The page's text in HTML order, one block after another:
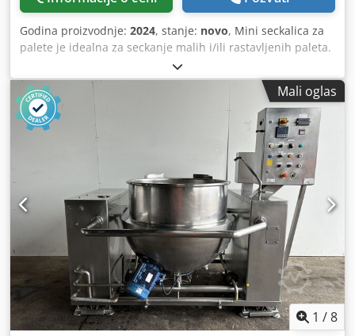
Godina proizvodnje: 2024, stanje: novo, Mini seckalica za
palete je idealna za seckanje malih i/ili rastavljenih paleta.
Mali oglas
1 /8